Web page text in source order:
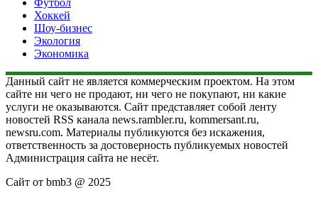
Футбол
Хоккей
Шоу-бизнес
Экология
Экономика
Данный сайт не является коммерческим проектом. На этом
сайте ни чего не продают, ни чего не покупают, ни какие
услуги не оказываются. Сайт представляет собой ленту
новостей RSS канала news.rambler.ru, kommersant.ru,
newsru.com. Материалы публикуются без искажения,
ответственность за достоверность публикуемых новостей
Администрация сайта не несёт.
Сайт от bmb3 @ 2025